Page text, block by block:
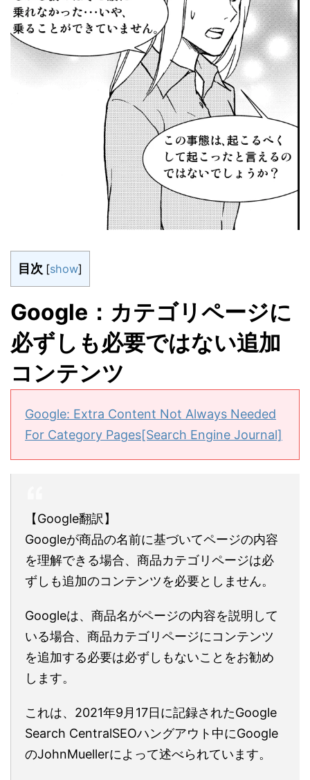
目次 [show]
Google：カテゴリページに
必ずしも必要ではない追加
コンテンツ
Google: Extra Content Not Always Needed
For Category Pages[Search Engine Journal]
【Google翻訳】
Googleが商品の名前に基づいてページの内容
を理解できる場合、商品カテゴリページは必
ずしも追加のコンテンツを必要としません。
Googleは、商品名がページの内容を説明して
いる場合、商品カテゴリページにコンテンツ
を追加する必要は必ずしもないことをお勧め
します。
これは、2021年9月17日に記録されたGoogle
Search CentralSEOハングアウト中にGoogle
のJohnMuellerによって述べられています。